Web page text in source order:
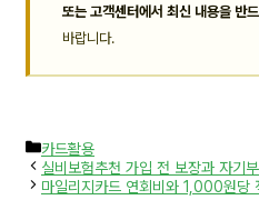
또는 고객센터에서 최신 내용을 반
바랍니다.
카
테
고
리
카드활용
실비보험추천 가입 전 보장과 자기
마일리지카드 연회비와 1,000원당